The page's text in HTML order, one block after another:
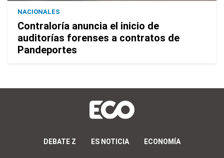
NACIONALES
Contraloría anuncia el inicio de
auditorías forenses a contratos de
Pandeportes
DEBATE Z ES NOTICIA ECONOMÍA